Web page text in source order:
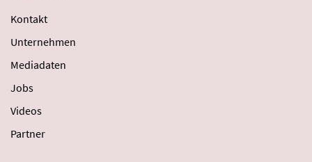
Kontakt
Unternehmen
Mediadaten
Jobs
Videos
Partner